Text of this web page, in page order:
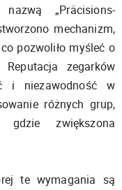
„Präcisions-
mechanizm,
pozwoliło myśleć o
zegarków
i niezawodność w
różnych grup,
zwiększona
te wymagania są